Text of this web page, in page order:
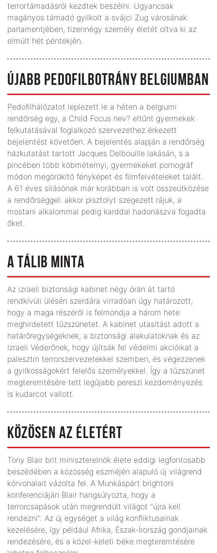
terrortámadásról kezdtek beszélni. Ugyancsak
magányos támadó gyilkolt a svájci Zug városának
parlamentjében, tizennégy személy életét oltva ki az
elmúlt hét péntekjén.
ÚJABB PEDOFILBOTRÁNY BELGIUMBAN
Pedofilhálózatot leplezett le a héten a belgiumi
rendőrség egy, a Child Focus nev? eltűnt gyermekek
felkutatásával foglalkozó szervezethez érkezett
bejelentést követően. A bejelentés alapján a rendőrség
házkutatást tartott Jacques Delbouille lakásán, s a
pincében több köbméternyi, gyermekeket pornográf
módon megörökítő fényképet és filmfelvételeket talált.
A 61 éves sírásónak már korábban is volt összeütközése
a rendőrséggel: akkor pisztolyt szegezett rájuk, a
mostani alkalommal pedig karddal hadonászva fogadta
őket.
A TÁLIB MINTA
Az izraeli biztonsági kabinet négy órán át tartó
rendkívüli ülésén szerdára virradóan úgy határozott,
hogy a maga részéről is felmondja a három hete
meghirdetett tűzszünetet. A kabinet utasítást adott a
határőregységeknek, a biztonsági alakulatoknak és az
Izraeli Véderőnek, hogy újítsák fel védelmi akcióikat a
palesztin terrorszervezetekkel szemben, és végezzenek
a gyilkosságokért felelős személyekkel. Így a tűzszünet
megteremtésére tett legújabb pereszi kezdeményezés
is kudarcot vallott.
KÖZÖSEN AZ ÉLETÉRT
Tony Blair brit miniszterelnök élete eddigi legfontosabb
beszédében a közösség eszméjén alapuló új világrend
körvonalait vázolta fel. A Munkáspárt brightoni
konferenciáján Blair hangsúlyozta, hogy a
terrorcsapások után megrendült világot "újra kell
rendezni". Az új egységet a világ konfliktusainak
kezelésére, így például Afrika, Észak-Írország gondjainak
rendezésére, és a közel-keleti béke megteremtésére